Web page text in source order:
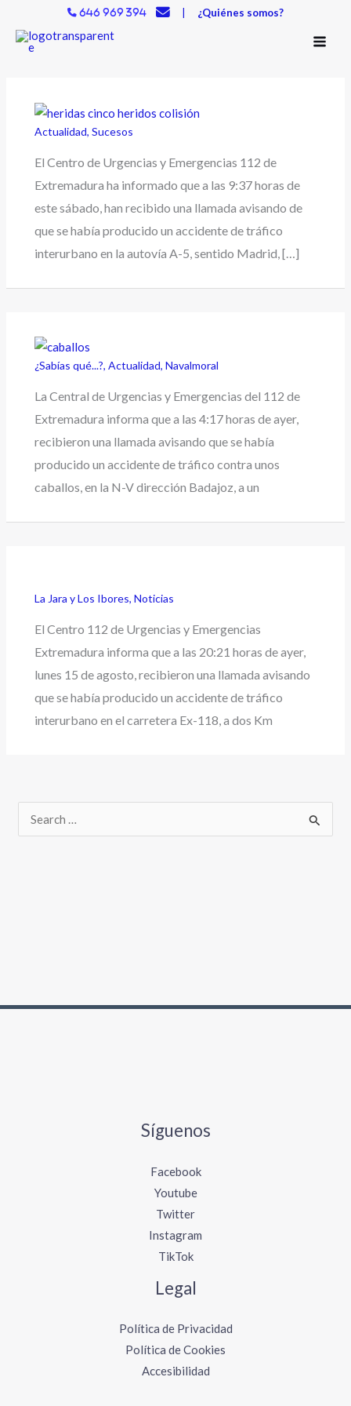
contenido
646 969 394 | ¿Quiénes somos?
Actualidad,Sucesos
El Centro de Urgencias y Emergencias 112 de
Extremadura ha informado que a las 9:37 horas de
este sábado, han recibido una llamada avisando de
que se había producido un accidente de tráfico
interurbano en la autovía A-5, sentido Madrid, […]
¿Sabías qué...?,Actualidad,Navalmoral
La Central de Urgencias y Emergencias del 112 de
Extremadura informa que a las 4:17 horas de ayer,
recibieron una llamada avisando que se había
producido un accidente de tráfico contra unos
caballos, en la N-V dirección Badajoz, a un
La Jara y Los Ibores,Noticias
El Centro 112 de Urgencias y Emergencias
Extremadura informa que a las 20:21 horas de ayer,
lunes 15 de agosto, recibieron una llamada avisando
que se había producido un accidente de tráfico
interurbano en el carretera Ex-118, a dos Km
Síguenos
Facebook
Youtube
Twitter
Instagram
TikTok
Legal
Política de Privacidad
Política de Cookies
Accesibilidad